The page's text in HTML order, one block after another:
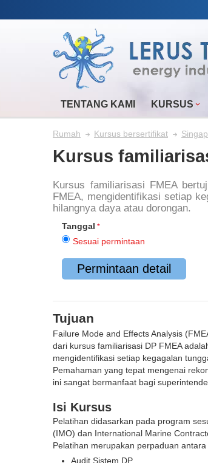
TENTANG KAMI KURSUS
Rumah Kursus bersertifikat
Kursus
Kursus familiarisasi FMEA
FMEA, mengidentifikasi setiap
hilangnya daya atau dorongan.
Tanggal
Sesuai permintaan
Permintaan detail
Tujuan
Failure Mode and Effects Analysis
dari kursus familiarisasi DP FMEA
mengidentifikasi setiap kegagalan
Pemahaman yang tepat mengenai
ini sangat bermanfaat bagi
Isi Kursus
Pelatihan didasarkan pada program
(IMO) dan International Marine
Pelatihan merupakan perpaduan
Audit Sistem DP